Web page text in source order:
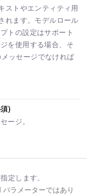
ストやエンティティ用
れます。モデルロール
トの設定はサポート
を使用する場合、そ
ッセージでなければ
)
ージ。
定します。
ラメーターではあり